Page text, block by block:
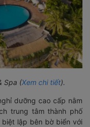
Spa (Xem chi tiết).
dưỡng cao cấp nằm
trung tâm thành phố
lập bên bờ biển với